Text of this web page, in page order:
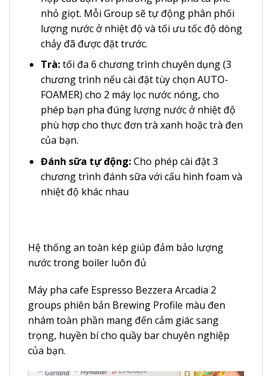
nhỏ giọt. Mỗi Group sẽ tự động phân phối
lượng nước ở nhiệt độ và tối ưu tốc độ dòng
chảy đã được đặt trước.
Trà:tối đa 6 chương trình chuyên dụng (3
chương trình nếu cài đặt tùy chọn AUTO-
FOAMER) cho 2 máy lọc nước nóng, cho
phép bạn pha đúng lượng nước ở nhiệt độ
phù hợp cho thực đơn trà xanh hoặc trà đen
của bạn.
Đánh sữa tự động:Cho phép cài đặt 3
chương trình đánh sữa với cấu hình foam và
nhiệt độ khác nhau
Hệ thống an toàn kép giúp đảm bảo lượng
nước trong boiler luôn đủ
Máy pha cafe Espresso Bezzera Arcadia 2
groups phiên bản Brewing Profile màu đen
nhám toàn phần mang đến cảm giác sang
trọng, huyền bí cho quầy bar chuyên nghiệp
của bạn.